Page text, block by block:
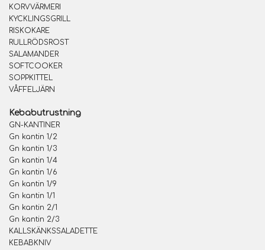
KORVVÄRMERI
KYCKLINGSGRILL
RISKOKARE
RULLRÖDSROST
SALAMANDER
SOFTCOOKER
SOPPKITTEL
VÅFFELJÄRN
Kebabutrustning
GN-KANTINER
Gn kantin 1/2
Gn kantin 1/3
Gn kantin 1/4
Gn kantin 1/6
Gn kantin 1/9
Gn kantin 1/1
Gn kantin 2/1
Gn kantin 2/3
KALLSKÄNKSSALADETTE
KEBABKNIV